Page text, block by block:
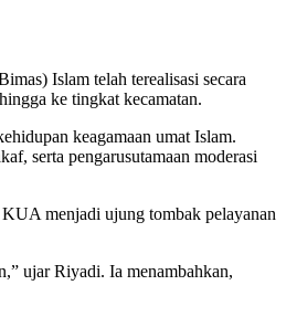
Islam telah terealisasi secara
ke tingkat kecamatan.
keagamaan umat Islam.
serta pengarusutamaan moderasi
menjadi ujung tombak pelayanan
ujar Riyadi. Ia menambahkan,